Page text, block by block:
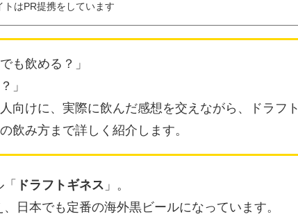
トはPR提携をしています
も飲める？」
」
向けに、実際に飲んだ感想を交えながら、ドラフト
飲み方まで詳しく紹介します。
ドラフトギネス 」。
日本でも定番の海外黒ビールになっています。